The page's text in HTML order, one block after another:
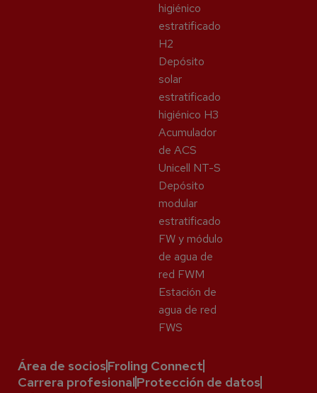
higiénico
estratificado
H2
Depósito
solar
estratificado
higiénico H3
Acumulador
de ACS
Unicell NT-S
Depósito
modular
estratificado
FW y módulo
de agua de
red FWM
Estación de
agua de red
FWS
Área de sociosFroling Connect
Carrera profesionalProtección de datos